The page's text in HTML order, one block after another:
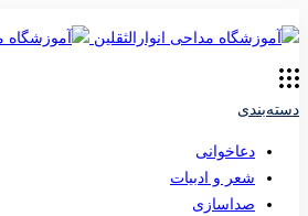
دسته‌بندی
دعاخوانی
شعر و ادبیات
صداسازی